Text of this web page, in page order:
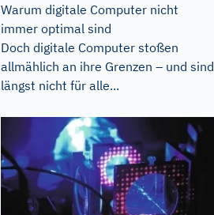
Warum digitale Computer nicht
immer optimal sind
Doch digitale Computer stoßen
allmählich an ihre Grenzen – und sind
längst nicht für alle...